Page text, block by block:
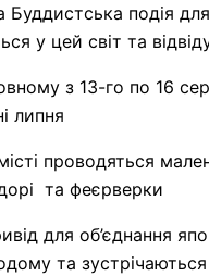
подія
у цей світ та
з 13-го по 16
липня
проводяться
та феєрверки
для об’єднання
та